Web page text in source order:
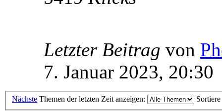
Letzter Beitrag von
7. Januar 2023, 20:30
Nächste Themen der letzten Zeit anzeigen: